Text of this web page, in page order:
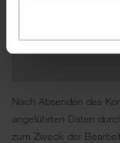
Nach Absenden des
angeführten Daten
zum Zweck der